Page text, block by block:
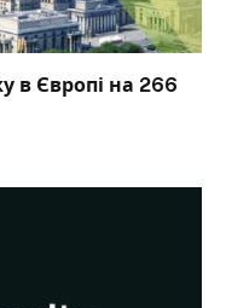
в Європі на 266